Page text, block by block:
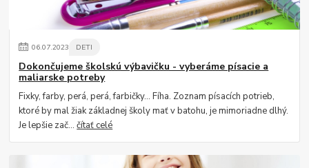
06.07.2023 DETI
Dokončujeme školskú výbavičku - vyberáme písacie a
maliarske potreby
Fixky, farby, perá, perá, farbičky... Fíha. Zoznam písacích potrieb,
ktoré by mal žiak základnej školy mať v batohu, je mimoriadne dlhý.
Je lepšie zač...čítať celé